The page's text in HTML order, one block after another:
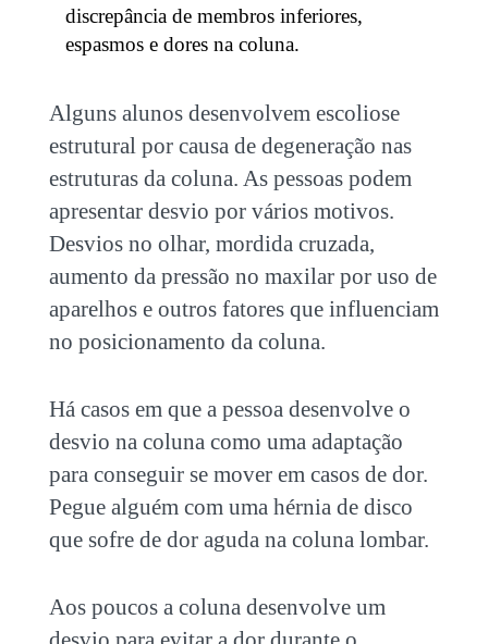
discrepância de membros inferiores,
espasmos e dores na coluna.
Alguns alunos desenvolvem escoliose
estrutural por causa de degeneração nas
estruturas da coluna. As pessoas podem
apresentar desvio por vários motivos.
Desvios no olhar, mordida cruzada,
aumento da pressão no maxilar por uso de
aparelhos e outros fatores que influenciam
no posicionamento da coluna.
Há casos em que a pessoa desenvolve o
desvio na coluna como uma adaptação
para conseguir se mover em casos de dor.
Pegue alguém com uma hérnia de disco
que sofre de dor aguda na coluna lombar.
Aos poucos a coluna desenvolve um